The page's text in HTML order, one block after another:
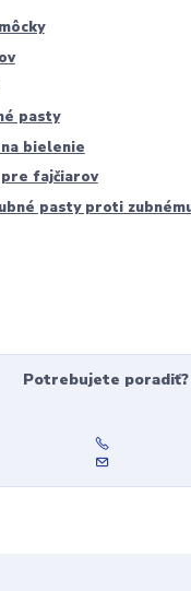
pasty
bielenie
fajčiarov
pasty proti
Potrebujete poradiť?